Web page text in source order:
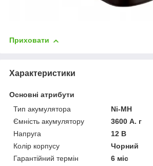
Приховати
Характеристики
Основні атрибути
Тип акумулятора
Ni-MH
Ємність акумулятору
3600 А. г
Напруга
12 В
Колір корпусу
Чорний
Гарантійний термін
6 міс